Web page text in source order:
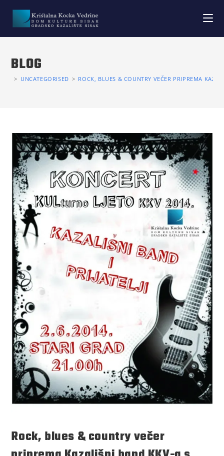
BLOG
> UNCATEGORISED > ROCK, BLUES & COUNTRY VEČER PRIPREMA
Rock, blues & country večer